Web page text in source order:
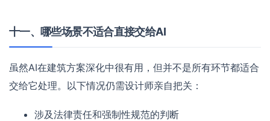
十一、哪些场景不适合直接交给AI
虽然AI在建筑方案深化中很有用，但并不是所有环节都适合
交给它处理。以下情况仍需设计师亲自把关：
涉及法律责任和强制性规范的判断